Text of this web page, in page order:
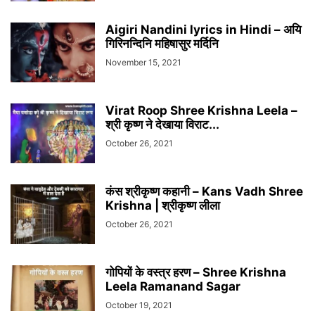
Aigiri Nandini lyrics in Hindi – अयि
गिरिनन्दिनि महिषासुर मर्दिनि
November 15, 2021
Virat Roop Shree Krishna Leela –
श्री कृष्ण ने देखाया विराट...
October 26, 2021
कंस श्रीकृष्ण कहानी – Kans Vadh Shree
Krishna | श्रीकृष्ण लीला
October 26, 2021
गोपियों के वस्त्र हरण – Shree Krishna
Leela Ramanand Sagar
October 19, 2021